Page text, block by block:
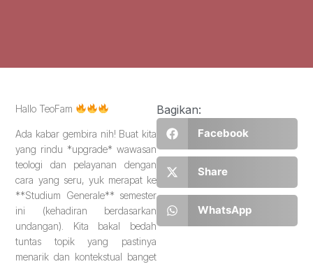
Hallo TeoFam
Ada kabar gembira nih! Buat kita
yang rindu *upgrade* wawasan
teologi dan pelayanan dengan
cara yang seru, yuk merapat ke
**Studium Generale** semester
ini (kehadiran berdasarkan
undangan). Kita bakal bedah
tuntas topik yang pastinya
menarik dan kontekstual banget
Bagikan:
Facebook
Share
WhatsApp